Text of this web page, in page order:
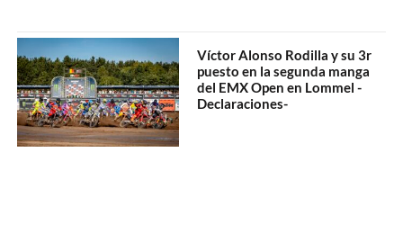
Víctor Alonso Rodilla y su 3r
puesto en la segunda manga
del EMX Open en Lommel -
Declaraciones-